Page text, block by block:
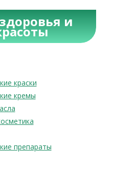
и
краски
кремы
препараты